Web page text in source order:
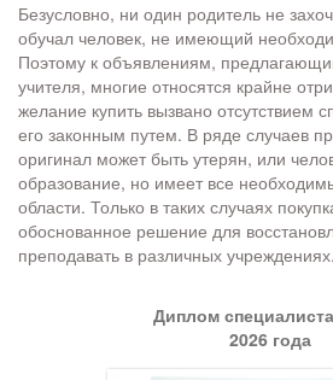
Безусловно, ни один родитель не
обучал человек, не имеющий
Поэтому к объявлениям,
учителя, многие относятся крайне
желание купить вызвано отсутствием
его законным путем. В ряде случаев
оригинал может быть утерян, или
образование, но имеет все
области. Только в таких случаях
обоснованное решение для
преподавать в различных учреждениях.
Диплом
2026 года